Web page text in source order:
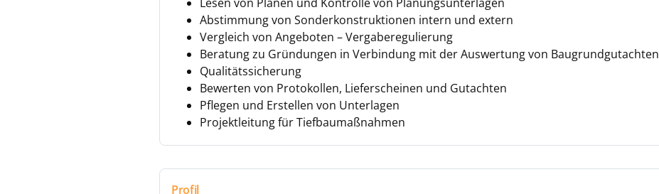
Abstimmung von Sonderkonstruktionen intern und extern
Vergleich von Angeboten – Vergaberegulierung
Beratung zu Gründungen in Verbindung mit der Auswertung von Baugrundgutachten
Qualitätssicherung
Bewerten von Protokollen, Lieferscheinen und Gutachten
Pflegen und Erstellen von Unterlagen
Projektleitung für Tiefbaumaßnahmen
Profil